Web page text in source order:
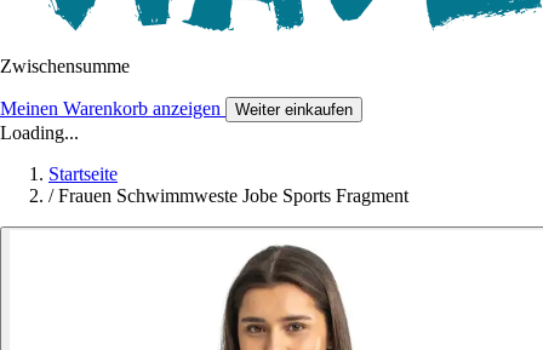
Zwischensumme
Meinen Warenkorb anzeigen Weiter einkaufen
Loading...
Startseite
/ Frauen Schwimmweste Jobe Sports Fragment